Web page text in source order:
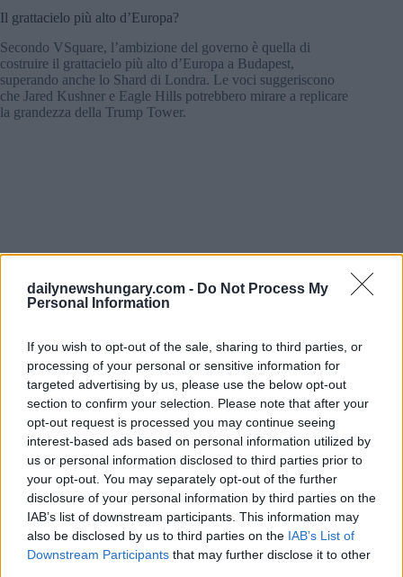
dailynewshungary.com - Do Not Process My
Personal Information
If you wish to opt-out of the sale, sharing to third parties, or
processing of your personal or sensitive information for
targeted advertising by us, please use the below opt-out
section to confirm your selection. Please note that after your
opt-out request is processed you may continue seeing
interest-based ads based on personal information utilized by
us or personal information disclosed to third parties prior to
your opt-out. You may separately opt-out of the further
disclosure of your personal information by third parties on the
IAB’s list of downstream participants. This information may
also be disclosed by us to third parties on the IAB’s List of
Downstream Participants that may further disclose it to other
Il grattacielo più alto d’Europa?
Secondo VSquare, l’ambizione del governo è quella di
costruire il grattacielo più alto d’Europa a Budapest,
superando anche lo Shard di Londra. Le voci suggeriscono
che Jared Kushner e Eagle Hills potrebbero mirare a replicare
la grandezza della Trump Tower.